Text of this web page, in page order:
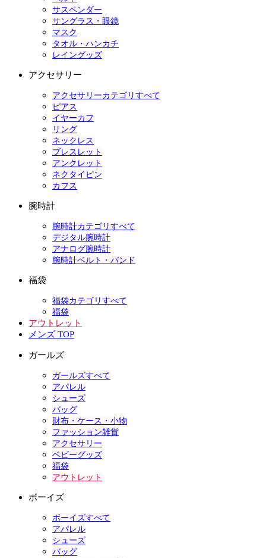
サスペンダー
サングラス・眼鏡
マスク
タオル・ハンカチ
レイングッズ
アクセサリー
アクセサリーカテゴリすべて
ピアス
イヤーカフ
リング
ネックレス
ブレスレット
アンクレット
ネクタイピン
カフス
腕時計
腕時計カテゴリすべて
デジタル腕時計
アナログ腕時計
腕時計ベルト・バンド
福袋
福袋カテゴリすべて
福袋
アウトレット
メンズ TOP
ガールズ
ガールズすべて
アパレル
シューズ
バッグ
財布・ケース・小物
ファッション雑貨
アクセサリー
ベビーグッズ
福袋
アウトレット
ボーイズ
ボーイズすべて
アパレル
シューズ
バッグ